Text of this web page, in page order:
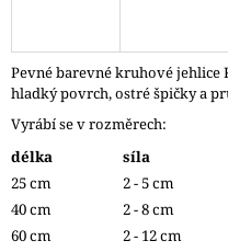
Pevné barevné kruhové
hladký povrch, ostré špičky a
Vyrábí se v rozměrech:
délka
síla
25 cm
2 - 5 cm
40 cm
2 - 8 cm
60 cm
2 - 12 cm
Č
U
J
E
M
E
ZAUBERBALL
100